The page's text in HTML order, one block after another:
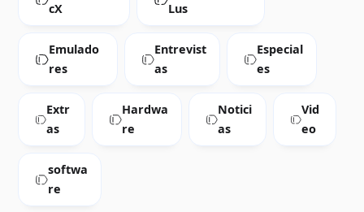
cX
Lus
Emulado
res
Entrevist
as
Especial
es
Extr
as
Hardwa
re
Notici
as
Vid
eo
softwa
re